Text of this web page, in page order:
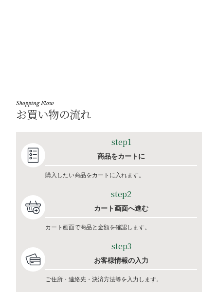
Shopping Flow
お買い物の流れ
step1
商品をカートに
購入したい商品をカートに入れます。
step2
カート画面へ進む
カート画面で商品と金額を確認します。
step3
お客様情報の入力
ご住所・連絡先・決済方法等を入力します。